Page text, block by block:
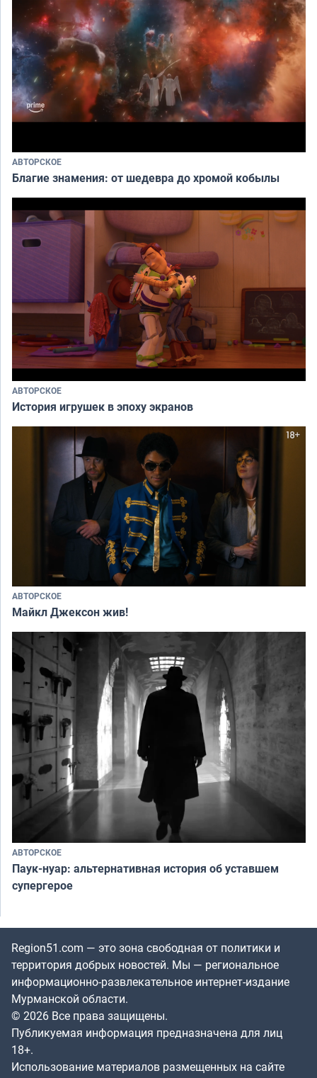
АВТОРСКОЕ
Благие знамения: от шедевра до хромой кобылы
АВТОРСКОЕ
История игрушек в эпоху экранов
АВТОРСКОЕ
Майкл Джексон жив!
АВТОРСКОЕ
Паук-нуар: альтернативная история об уставшем
супергерое
Region51.com — это зона свободная от политики и
территория добрых новостей. Мы — региональное
информационно-развлекательное интернет-издание
Мурманской области.
© 2026 Все права защищены.
Публикуемая информация предназначена для лиц
18+.
Использование материалов размещенных на сайте